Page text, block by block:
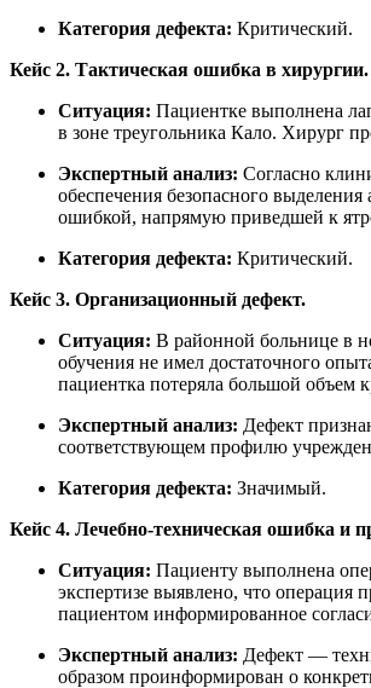
Категория дефекта: Критический.
Кейс 2. Тактическая ошибка в хирургии.
Ситуация: Пациентке выполнена
в зоне треугольника Кало. Хирург
Экспертный анализ: Согласно
обеспечения безопасного
ошибкой, напрямую приведшей к
Категория дефекта: Критический.
Кейс 3. Организационный дефект.
Ситуация: В районной больнице в
обучения не имел достаточного
пациентка потеряла большой объем
Экспертный анализ: Дефект
соответствующем профилю
Категория дефекта: Значимый.
Кейс 4. Лечебно-техническая ошибка и
Ситуация: Пациенту выполнена
экспертизе выявлено, что операция
пациентом информированное
Экспертный анализ: Дефект —
образом проинформирован о